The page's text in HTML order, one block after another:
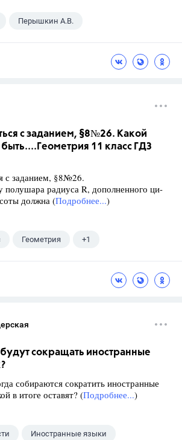
Перышкин А.В.
с заданием, §8№26. Какой
11 класс ГДЗ
с заданием, §8№26.
радиуса R, дополненного ци-
должна (Подробнее...)
Геометрия +1
сокращать иностранные
собираются сократить иностранные
в итоге оставят? (Подробнее...)
Иностранные языки